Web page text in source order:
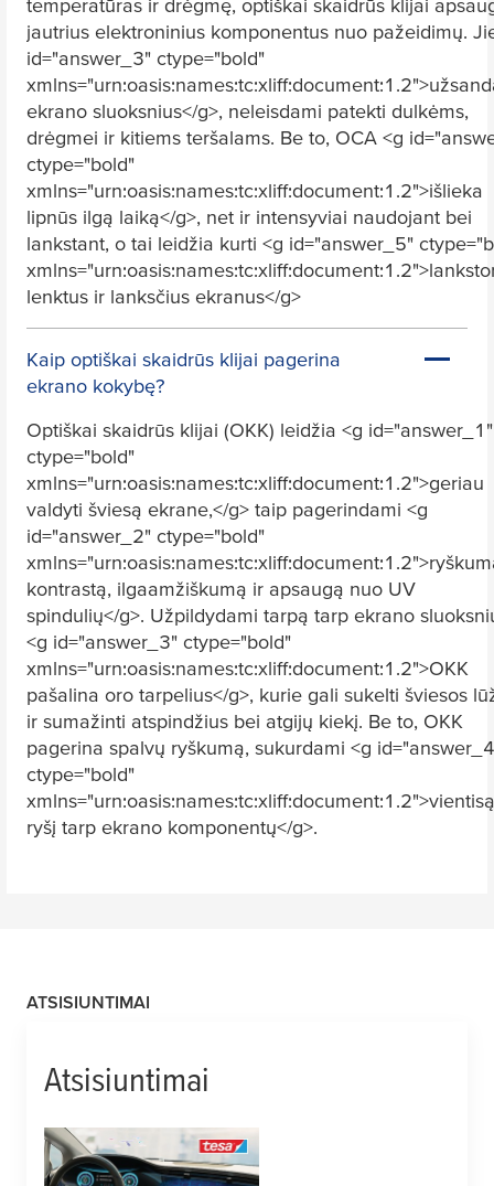
temperatūras ir drėgmę, optiškai skaidrūs klijai
jautrius elektroninius komponentus nuo pažeidimų.
id="answer_3" ctype="bold"
ekrano sluoksnius</g>, neleisdami patekti dulkėms,
drėgmei ir kitiems teršalams. Be to, OCA <g
ctype="bold"
xmlns="urn:oasis:names:tc:xliff:document:1.2">išlieka
lipnūs ilgą laiką</g>, net ir intensyviai naudojant bei
lankstant, o tai leidžia kurti <g id="answer_5"
lenktus ir lanksčius ekranus</g>
Kaip optiškai skaidrūs klijai pagerina
ekrano kokybę?
Optiškai skaidrūs klijai (OKK) leidžia <g id="answer_1"
ctype="bold"
xmlns="urn:oasis:names:tc:xliff:document:1.2">geriau
valdyti šviesą ekrane,</g> taip pagerindami <g
id="answer_2" ctype="bold"
kontrastą, ilgaamžiškumą ir apsaugą nuo UV
spindulių</g>. Užpildydami tarpą tarp ekrano
<g id="answer_3" ctype="bold"
xmlns="urn:oasis:names:tc:xliff:document:1.2">OKK
pašalina oro tarpelius</g>, kurie gali sukelti šviesos
ir sumažinti atspindžius bei atgijų kiekį. Be to, OKK
pagerina spalvų ryškumą, sukurdami <g
ctype="bold"
xmlns="urn:oasis:names:tc:xliff:document:1.2">vientisą
ryšį tarp ekrano komponentų</g>.
ATSISIUNTIMAI
Atsisiuntimai